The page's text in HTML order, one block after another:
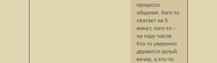
процессе
общения. Кого-то
хватает на 5
минут, кого-то –
на пару часов.
Кто-то уверенно
держится целый
вечер, а кто-то